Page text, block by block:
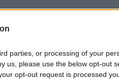
parties, or processing of your
us, please use the below opt-out
opt-out request is processed
τα νοσοκομεία
ουσιαστικά το